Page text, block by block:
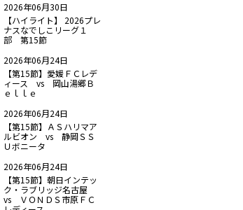
2026年06月30日
【ハイライト】 2026プレ
ナスなでしこリーグ１
部 第15節
2026年06月24日
【第15節】愛媛ＦＣレデ
ィース vs 岡山湯郷Ｂ
ｅｌｌｅ
2026年06月24日
【第15節】ＡＳハリマア
ルビオン vs 静岡ＳＳ
Ｕボニータ
2026年06月24日
【第15節】朝日インテッ
ク・ラブリッジ名古屋
vs ＶＯＮＤＳ市原ＦＣ